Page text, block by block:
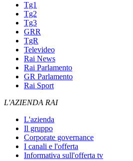
Tg1
Tg2
Tg3
GRR
TgR
Televideo
Rai News
Rai Parlamento
GR Parlamento
Rai Sport
L'AZIENDA RAI
L'azienda
Il gruppo
Corporate governance
I canali e l'offerta
Informativa sull'offerta tv